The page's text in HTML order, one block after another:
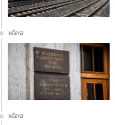
včera
včera